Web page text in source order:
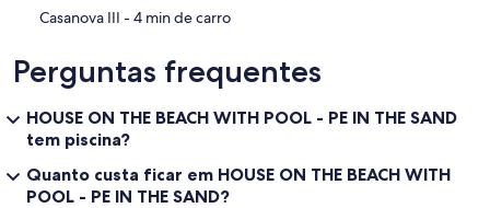
‪Casanova III - ‬4 min de carro
Perguntas frequentes
HOUSE ON THE BEACH WITH POOL - PE IN THE SAND
tem piscina?
Quanto custa ficar em HOUSE ON THE BEACH WITH
POOL - PE IN THE SAND?